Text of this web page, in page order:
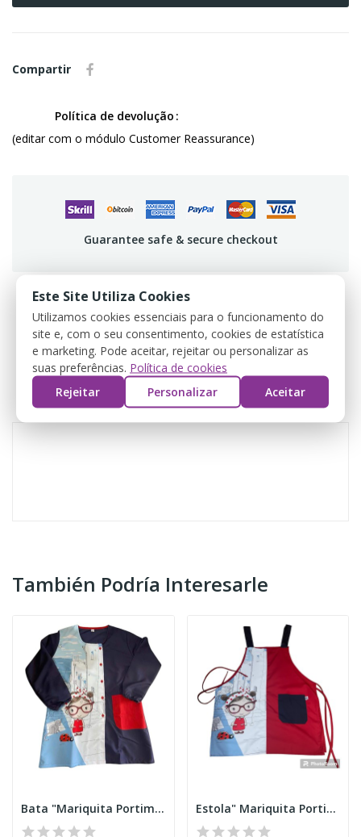
Compartir
Política de devolução
(editar com o módulo Customer Reassurance)
Guarantee safe & secure checkout
DESCRIPCIÓN
DETALLES DEL PRODUCTO
REVIEWS
También Podría Interesarle
Bata "Mariquita Portimão" Estola" Mariquita Portimão"
Este Site Utiliza Cookies
Utilizamos cookies essenciais para o funcionamento do
site e, com o seu consentimento, cookies de estatística
e marketing. Pode aceitar, rejeitar ou personalizar as
suas preferências. Política de cookies
Rejeitar
Personalizar Aceitar